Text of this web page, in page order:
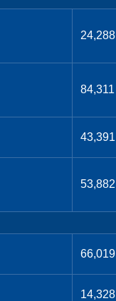
24,288
84,311
43,391
53,882
66,019
14,328